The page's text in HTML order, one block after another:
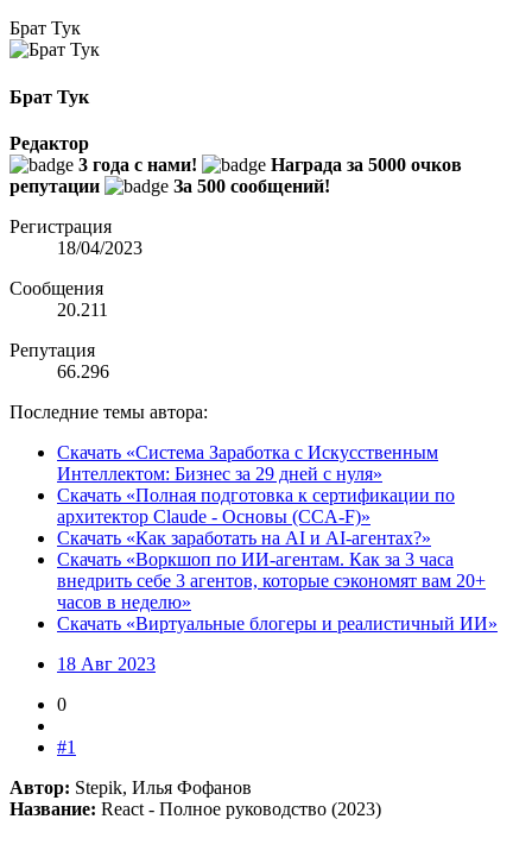
Брат Тук
Брат Тук
Редактор
3 года с нами!
Награда за 5000 очков
репутации
За 500 сообщений!
Регистрация
18/04/2023
Сообщения
20.211
Репутация
66.296
Последние темы автора:
Скачать «Система Заработка с Искусственным
Интеллектом: Бизнес за 29 дней с нуля»
Скачать «Полная подготовка к сертификации по
архитектор Claude - Основы (CCA-F)»
Скачать «Как заработать на AI и AI-агентах?»
Скачать «Воркшоп по ИИ-агентам. Как за 3 часа
внедрить себе 3 агентов, которые сэкономят вам 20+
часов в неделю»
Скачать «Виртуальные блогеры и реалистичный ИИ»
18 Авг 2023
0
#1
Автор: Stepik, Илья Фофанов
Название: React - Полное руководство (2023)